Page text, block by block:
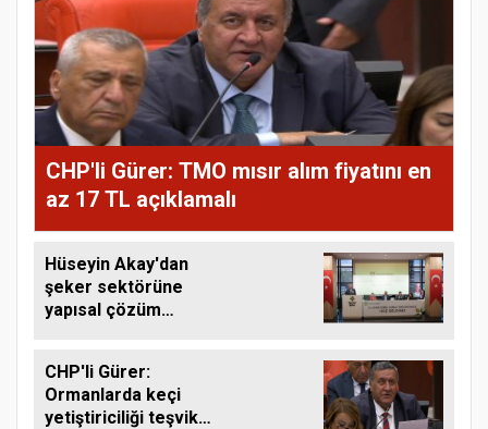
CHP'li Gürer: TMO mısır alım fiyatını en
az 17 TL açıklamalı
Hüseyin Akay'dan
şeker sektörüne
yapısal çözüm
CHP'li Gürer:
Ormanlarda keçi
yetiştiriciliği teşvik